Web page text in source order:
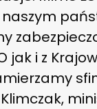
jak i z